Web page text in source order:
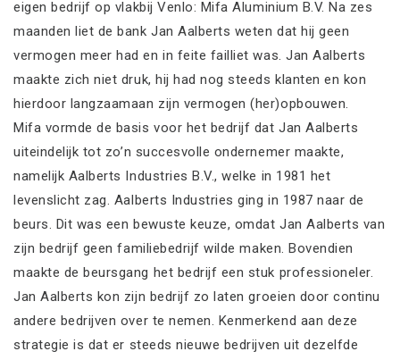
eigen bedrijf op vlakbij Venlo: Mifa Aluminium B.V. Na zes
maanden liet de bank Jan Aalberts weten dat hij geen
vermogen meer had en in feite failliet was. Jan Aalberts
maakte zich niet druk, hij had nog steeds klanten en kon
hierdoor langzaamaan zijn vermogen (her)opbouwen.
Mifa vormde de basis voor het bedrijf dat Jan Aalberts
uiteindelijk tot zo’n succesvolle ondernemer maakte,
namelijk Aalberts Industries B.V., welke in 1981 het
levenslicht zag. Aalberts Industries ging in 1987 naar de
beurs. Dit was een bewuste keuze, omdat Jan Aalberts van
zijn bedrijf geen familiebedrijf wilde maken. Bovendien
maakte de beursgang het bedrijf een stuk professioneler.
Jan Aalberts kon zijn bedrijf zo laten groeien door continu
andere bedrijven over te nemen. Kenmerkend aan deze
strategie is dat er steeds nieuwe bedrijven uit dezelfde